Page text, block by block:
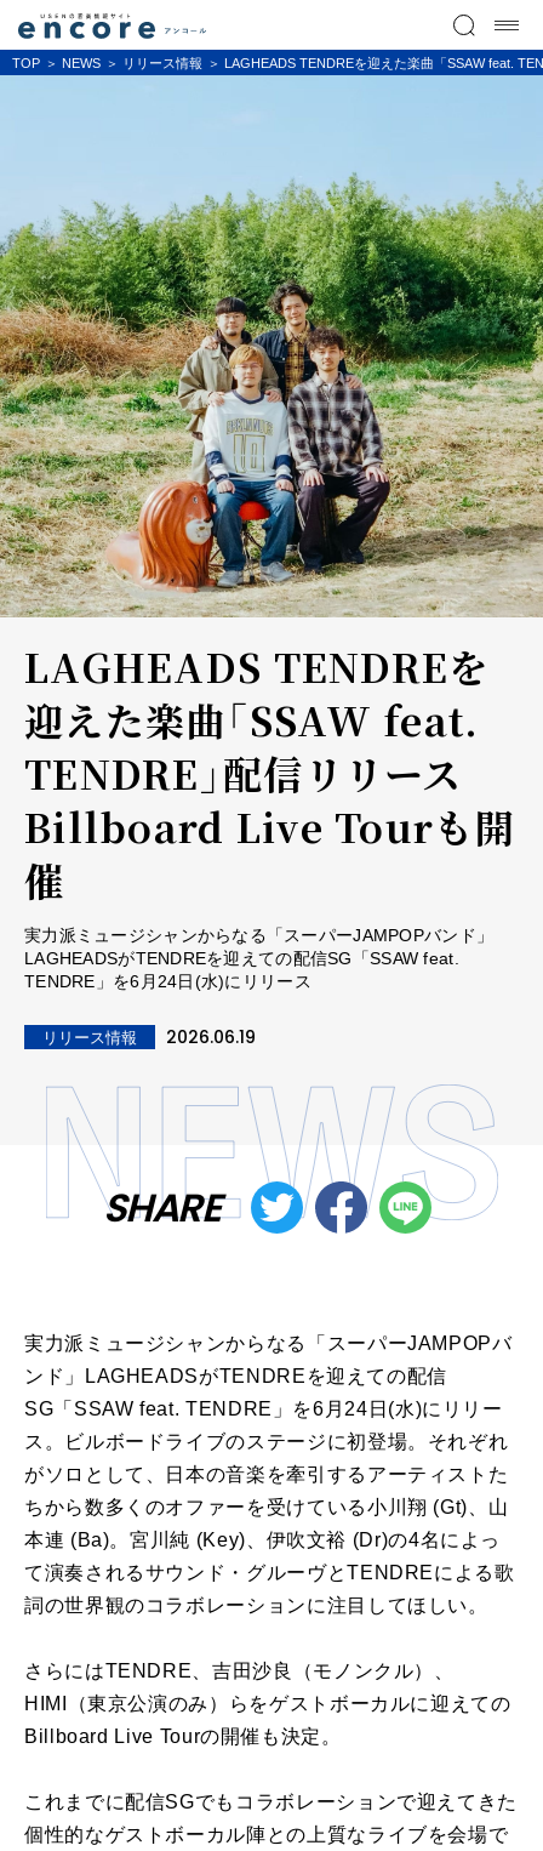
TOP NEWS リリース情報 LAGHEADS TENDREを迎えた楽曲「SSAW feat.
LAGHEADS TENDREを
迎えた楽曲「SSAW feat.
TENDRE」配信リリース
Billboard Live Tourも開
催
実力派ミュージシャンからなる「スーパーJAMPOPバンド」
LAGHEADSがTENDREを迎えての配信SG「SSAW feat.
TENDRE」を6月24日(水)にリリース
リリース情報 2026.06.19
SHARE
実力派ミュージシャンからなる「スーパーJAMPOPバ
ンド」LAGHEADSがTENDREを迎えての配信
SG「SSAW feat. TENDRE」を6月24日(水)にリリー
ス。ビルボードライブのステージに初登場。それぞれ
がソロとして、日本の音楽を牽引するアーティストた
ちから数多くのオファーを受けている小川翔 (Gt)、山
本連 (Ba)。宮川純 (Key)、伊吹文裕 (Dr)の4名によっ
て演奏されるサウンド・グルーヴとTENDREによる歌
詞の世界観のコラボレーションに注目してほしい。
さらにはTENDRE、吉田沙良（モノンクル）、
HIMI（東京公演のみ）らをゲストボーカルに迎えての
Billboard Live Tourの開催も決定。
これまでに配信SGでもコラボレーションで迎えてきた
個性的なゲストボーカル陣との上質なライブを会場で